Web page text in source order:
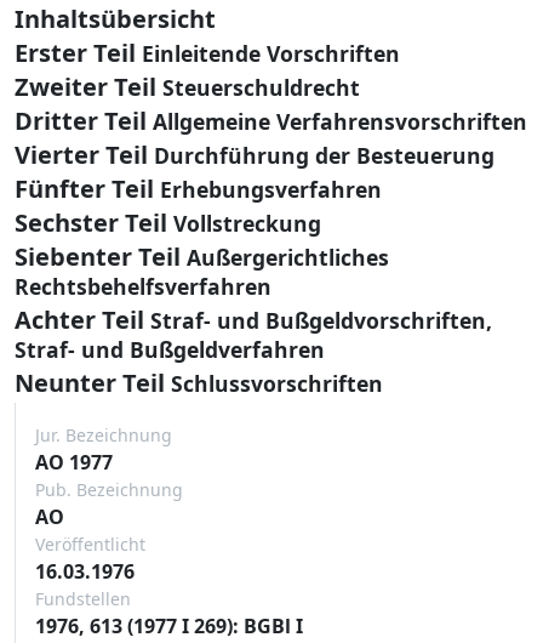
Inhaltsübersicht
Erster Teil Einleitende Vorschriften
Zweiter Teil Steuerschuldrecht
Dritter Teil Allgemeine Verfahrensvorschriften
Vierter Teil Durchführung der Besteuerung
Fünfter Teil Erhebungsverfahren
Sechster Teil Vollstreckung
Siebenter Teil Außergerichtliches
Rechtsbehelfsverfahren
Achter Teil Straf- und Bußgeldvorschriften,
Straf- und Bußgeldverfahren
Neunter Teil Schlussvorschriften
Jur. Bezeichnung
AO 1977
Pub. Bezeichnung
AO
Veröffentlicht
16.03.1976
Fundstellen
1976, 613 (1977 I 269): BGBl I